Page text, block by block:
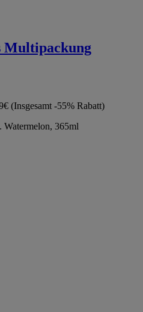
Multipackung
(Insgesamt -55% Rabatt)
Watermelon, 365ml